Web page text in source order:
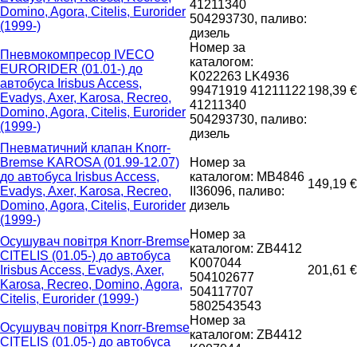
Domino, Agora, Citelis, Eurorider
(1999-)
41211340
504293730, паливо:
дизель
Пневмокомпресор IVECO
EURORIDER (01.01-) до
автобуса Irisbus Access,
Evadys, Axer, Karosa, Recreo,
Domino, Agora, Citelis, Eurorider
(1999-)
Номер за
каталогом:
K022263 LK4936
99471919 41211122
41211340
504293730, паливо:
дизель
198,39 €
Пневматичний клапан Knorr-
Bremse KAROSA (01.99-12.07)
до автобуса Irisbus Access,
Evadys, Axer, Karosa, Recreo,
Domino, Agora, Citelis, Eurorider
(1999-)
Номер за
каталогом: MB4846
II36096, паливо:
дизель
149,19 €
Осушувач повітря Knorr-Bremse
CITELIS (01.05-) до автобуса
Irisbus Access, Evadys, Axer,
Karosa, Recreo, Domino, Agora,
Citelis, Eurorider (1999-)
Номер за
каталогом: ZB4412
K007044
504102677
504117707
5802543543
201,61 €
Осушувач повітря Knorr-Bremse
CITELIS (01.05-) до автобуса
Номер за
каталогом: ZB4412